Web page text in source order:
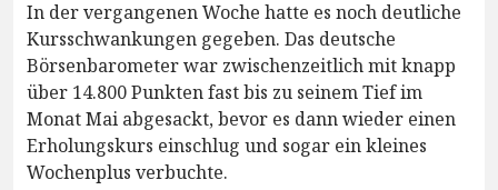
In der vergangenen Woche hatte es noch deutliche
Kursschwankungen gegeben. Das deutsche
Börsenbarometer war zwischenzeitlich mit knapp
über 14.800 Punkten fast bis zu seinem Tief im
Monat Mai abgesackt, bevor es dann wieder einen
Erholungskurs einschlug und sogar ein kleines
Wochenplus verbuchte.